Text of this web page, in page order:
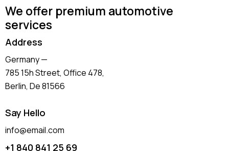
We offer premium automotive
services
Address
Germany —
785 15h Street, Office 478,
Berlin, De 81566
Say Hello
info@email.com
+1 840 841 25 69